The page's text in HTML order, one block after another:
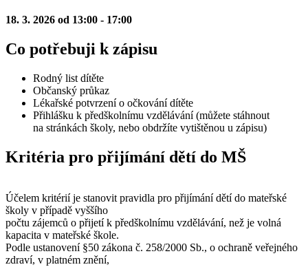
18. 3. 2026 od 13:00 - 17:00
Co potřebuji k zápisu
Rodný list dítěte
Občanský průkaz
Lékařské potvrzení o očkování dítěte
Přihlášku k předškolnímu vzdělávání (můžete stáhnout
na stránkách školy, nebo obdržíte vytištěnou u zápisu)
Kritéria pro přijímání dětí do MŠ
Účelem kritérií je stanovit pravidla pro přijímání dětí do mateřské
školy v případě vyššího
počtu zájemců o přijetí k předškolnímu vzdělávání, než je volná
kapacita v mateřské škole.
Podle ustanovení §50 zákona č. 258/2000 Sb., o ochraně veřejného
zdraví, v platném znění,